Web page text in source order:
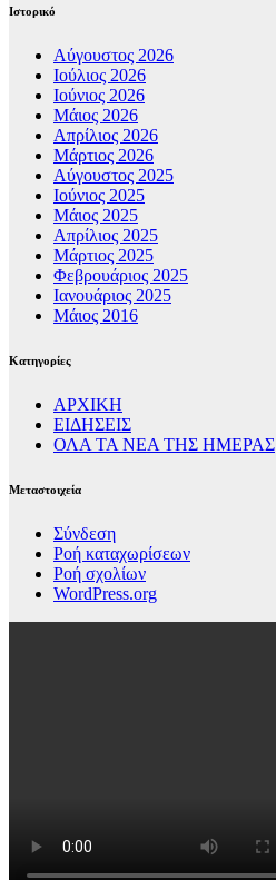
Ιστορικό
Αύγουστος 2026
Ιούλιος 2026
Ιούνιος 2026
Μάιος 2026
Απρίλιος 2026
Μάρτιος 2026
Αύγουστος 2025
Ιούνιος 2025
Μάιος 2025
Απρίλιος 2025
Μάρτιος 2025
Φεβρουάριος 2025
Ιανουάριος 2025
Μάιος 2016
Kατηγορίες
ΑΡΧΙΚΗ
ΕΙΔΗΣΕΙΣ
ΟΛΑ ΤΑ ΝΕΑ ΤΗΣ ΗΜΕΡΑΣ
Μεταστοιχεία
Σύνδεση
Ροή καταχωρίσεων
Ροή σχολίων
WordPress.org